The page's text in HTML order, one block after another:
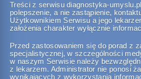
Treści z serwisu diagnostyka-
polepszenie, a nie zastąpienie,
Użytkownikiem Serwisu a jego
założenia charakter wyłącznie
Przed zastosowaniem się do porad z
specjalistycznej, w szczególności
w naszym Serwisie należy
z lekarzem. Administrator nie ponosi
wynikających z wykorzystania